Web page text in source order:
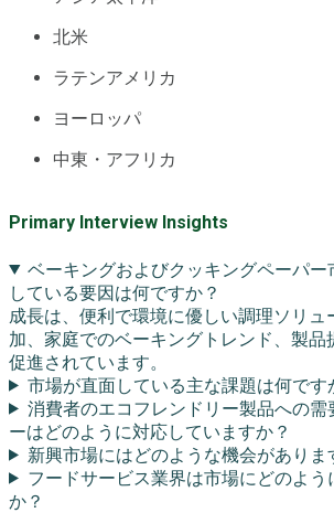
北米
ラテンアメリカ
ヨーロッパ
中東・アフリカ
Primary Interview Insights
ベーキングおよびクッキングペーパー
している要因は何ですか？
成長は、便利で環境に優しい調理ソリュ
加、家庭でのベーキングトレンド、製品
促進されています。
市場が直面している主な課題は何です
消費者のエコフレンドリー製品への需
ーはどのように対応していますか？
新興市場にはどのような機会がありま
フードサービス業界は市場にどのよう
か？